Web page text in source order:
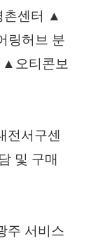
촌센터 ▲
링허브 분
▲오티콘보
전서구센
및 구매
주 서비스